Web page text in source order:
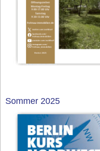
Sommer 2025